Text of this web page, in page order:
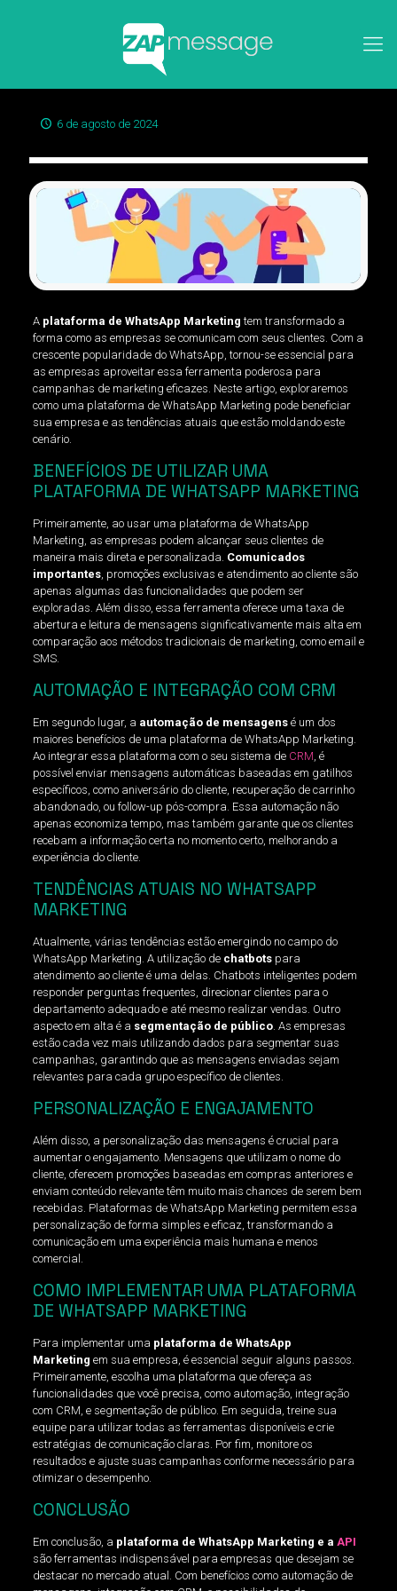
6 de agosto de 2024
A plataforma de WhatsApp Marketing tem transformado a
forma como as empresas se comunicam com seus clientes. Com a
crescente popularidade do WhatsApp, tornou-se essencial para
as empresas aproveitar essa ferramenta poderosa para
campanhas de marketing eficazes. Neste artigo, exploraremos
como uma plataforma de WhatsApp Marketing pode beneficiar
sua empresa e as tendências atuais que estão moldando este
cenário.
BENEFÍCIOS DE UTILIZAR UMA
PLATAFORMA DE WHATSAPP MARKETING
Primeiramente, ao usar uma plataforma de WhatsApp
Marketing, as empresas podem alcançar seus clientes de
maneira mais direta e personalizada. Comunicados
importantes, promoções exclusivas e atendimento ao cliente são
apenas algumas das funcionalidades que podem ser
exploradas. Além disso, essa ferramenta oferece uma taxa de
abertura e leitura de mensagens significativamente mais alta em
comparação aos métodos tradicionais de marketing, como email e
SMS.
AUTOMAÇÃO E INTEGRAÇÃO COM CRM
Em segundo lugar, a automação de mensagensé um dos
maiores benefícios de uma plataforma de WhatsApp Marketing.
Ao integrar essa plataforma com o seu sistema deCRM , é
possível enviar mensagens automáticas baseadas em gatilhos
específicos, como aniversário do cliente, recuperação de carrinho
abandonado, ou follow-up pós-compra. Essa automação não
apenas economiza tempo, mas também garante que os clientes
recebam a informação certa no momento certo, melhorando a
experiência do cliente.
TENDÊNCIAS ATUAIS NO WHATSAPP
MARKETING
Atualmente, várias tendências estão emergindo no campo do
WhatsApp Marketing. A utilização de chatbotspara
atendimento ao cliente é uma delas. Chatbots inteligentes podem
responder perguntas frequentes, direcionar clientes para o
departamento adequado e até mesmo realizar vendas. Outro
aspecto em alta é a segmentação de público. As empresas
estão cada vez mais utilizando dados para segmentar suas
campanhas, garantindo que as mensagens enviadas sejam
relevantes para cada grupo específico de clientes.
PERSONALIZAÇÃO E ENGAJAMENTO
Além disso, a personalização das mensagens é crucial para
aumentar o engajamento. Mensagens que utilizam o nome do
cliente, oferecem promoções baseadas em compras anteriores e
enviam conteúdo relevante têm muito mais chances de serem bem
recebidas. Plataformas de WhatsApp Marketing permitem essa
personalização de forma simples e eficaz, transformando a
comunicação em uma experiência mais humana e menos
comercial.
COMO IMPLEMENTAR UMA PLATAFORMA
DE WHATSAPP MARKETING
Para implementar uma plataforma de WhatsApp
Marketing em sua empresa, é essencial seguir alguns passos.
Primeiramente, escolha uma plataforma que ofereça as
funcionalidades que você precisa, como automação, integração
com CRM, e segmentação de público. Em seguida, treine sua
equipe para utilizar todas as ferramentas disponíveis e crie
estratégias de comunicação claras. Por fim, monitore os
resultados e ajuste suas campanhas conforme necessário para
otimizar o desempenho.
CONCLUSÃO
Em conclusão, a plataforma de WhatsApp Marketing e a API
são ferramentas indispensável para empresas que desejam se
destacar no mercado atual. Com benefícios como automação de